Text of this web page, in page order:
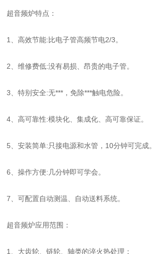
超音频炉特点：
1、高效节能:比电子管高频节电2/3。
2、维修费低:没有易损、昂贵的电子管。
3、特别安全:无***，免除***触电危险。
4、高可靠性:模块化、集成化、高可靠保证。
5、安装简单:只接电源和水管，10分钟可完成。
6、操作方便:几分钟即可学会。
7、可配置自动测温、自动送料系统。
超音频炉应用范围：
1、大齿轮、链轮、轴类的淬火热处理；